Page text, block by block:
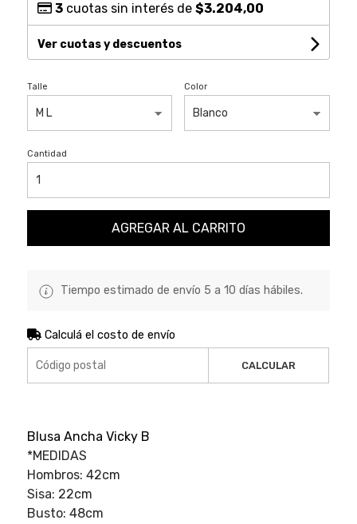
3cuotas sin interés de $3.204,00
Ver cuotas y descuentos
Talle Color
Cantidad
AGREGAR AL CARRITO
Tiempo estimado de envío 5 a 10 días hábiles.
Calculá el costo de envío
CALCULAR
Blusa Ancha Vicky B
*MEDIDAS
Hombros: 42cm
Sisa: 22cm
Busto: 48cm